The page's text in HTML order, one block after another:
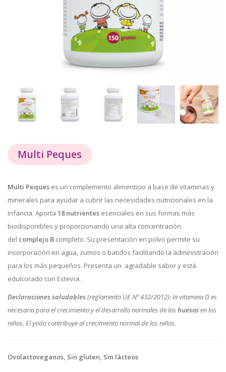
Multi Peques
Multi Peques es un complemento alimenticio a base de vitaminas y
minerales para ayudar a cubrir las necesidades nutricionales en la
infancia. Aporta 18 nutrientes esenciales en sus formas más
biodisponibles y proporcionando una alta concentración
del complejo B completo. Su presentación en polvo permite su
incorporación en agua, zumos o batidos facilitando la administración
para los más pequeños. Presenta un agradable sabor y está
edulcorado con Estevia.
Declaraciones saludables(reglamento UE Nº 432/2012): la vitamina D es
necesaria para el crecimiento y el desarrollo normales de los huesosen los
niños. El yodo contribuye al crecimiento normal de los niños.
Ovolactoveganos, Sin gluten, Sin lácteos